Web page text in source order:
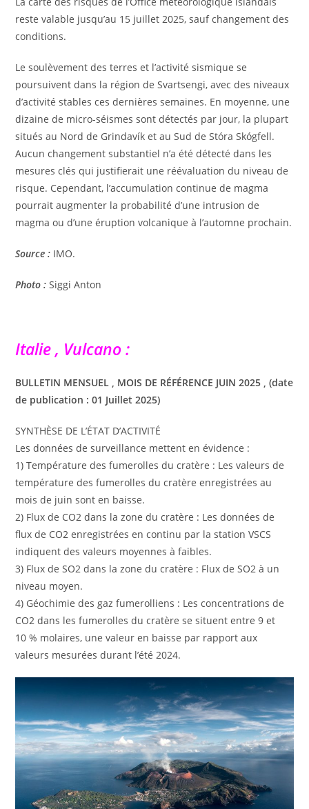
reste valable jusqu’au 15 juillet 2025, sauf changement des
conditions.
Le soulèvement des terres et l’activité sismique se
poursuivent dans la région de Svartsengi, avec des niveaux
d’activité stables ces dernières semaines. En moyenne, une
dizaine de micro-séismes sont détectés par jour, la plupart
situés au Nord de Grindavík et au Sud de Stóra Skógfell.
Aucun changement substantiel n’a été détecté dans les
mesures clés qui justifierait une réévaluation du niveau de
risque. Cependant, l’accumulation continue de magma
pourrait augmenter la probabilité d’une intrusion de
magma ou d’une éruption volcanique à l’automne prochain.
Source : IMO.
Photo : Siggi Anton
Italie , Vulcano :
BULLETIN MENSUEL , MOIS DE RÉFÉRENCE JUIN 2025 , (date
de publication : 01 Juillet 2025)
SYNTHÈSE DE L’ÉTAT D’ACTIVITÉ
Les données de surveillance mettent en évidence :
1) Température des fumerolles du cratère : Les valeurs de
température des fumerolles du cratère enregistrées au
mois de juin sont en baisse.
2) Flux de CO2 dans la zone du cratère : Les données de
flux de CO2 enregistrées en continu par la station VSCS
indiquent des valeurs moyennes à faibles.
3) Flux de SO2 dans la zone du cratère : Flux de SO2 à un
niveau moyen.
4) Géochimie des gaz fumerolliens : Les concentrations de
CO2 dans les fumerolles du cratère se situent entre 9 et
10 % molaires, une valeur en baisse par rapport aux
valeurs mesurées durant l’été 2024.